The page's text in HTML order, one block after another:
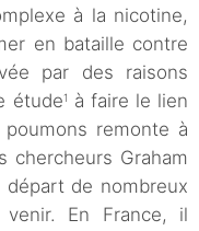
à la nicotine,
en bataille contre
par des raisons
étude1
à faire le lien
remonte à
chercheurs Graham
de nombreux
En France, il